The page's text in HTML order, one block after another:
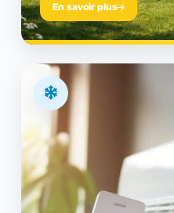
En savoir plus